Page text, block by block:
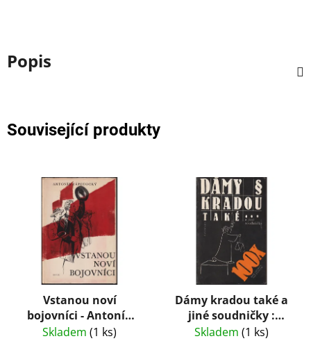
Popis
Související produkty
Vstanou noví
bojovníci - Antonín
Zápotocký
Skladem (1 ks)
Dámy kradou také a
jiné soudničky :
dekameron
Skladem (1 ks)